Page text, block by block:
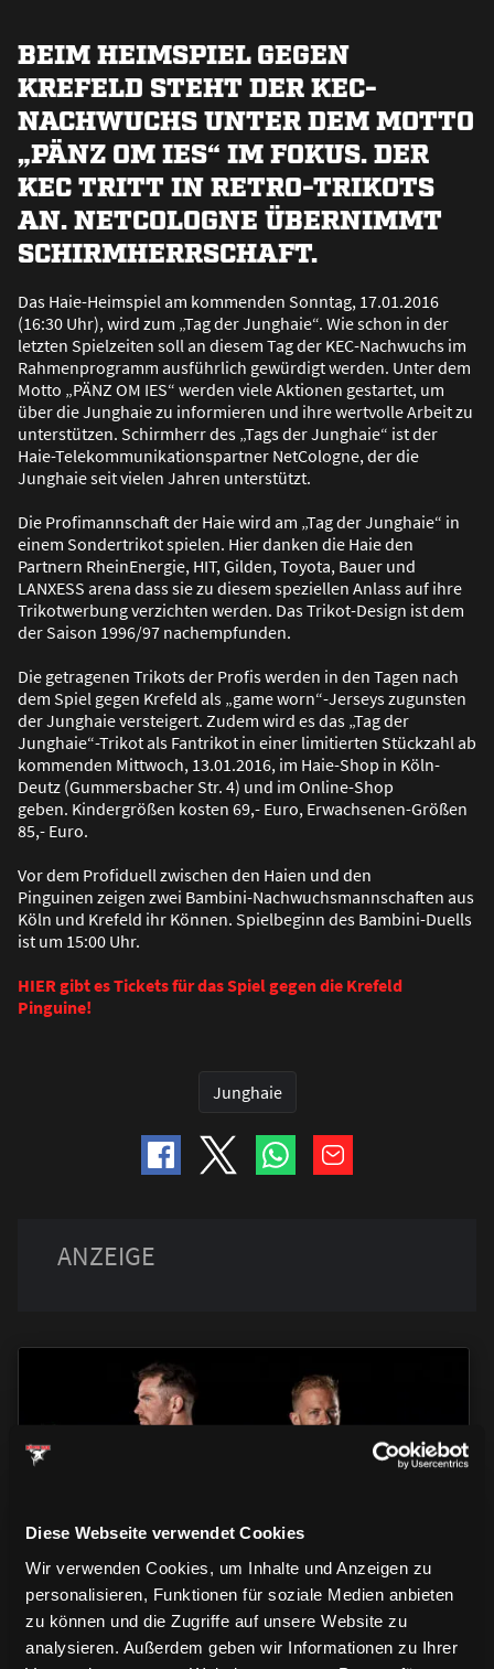
Diese Webseite verwendet Cookies
Wir verwenden Cookies, um Inhalte und Anzeigen zu
personalisieren, Funktionen für soziale Medien anbieten
zu können und die Zugriffe auf unsere Website zu
analysieren. Außerdem geben wir Informationen zu Ihrer
BEIM HEIMSPIEL GEGEN
KREFELD STEHT DER KEC-
NACHWUCHS UNTER DEM MOTTO
„PÄNZ OM IES“ IM FOKUS. DER
KEC TRITT IN RETRO-TRIKOTS
AN. NETCOLOGNE ÜBERNIMMT
SCHIRMHERRSCHAFT.
Das Haie-Heimspiel am kommenden Sonntag, 17.01.2016
(16:30 Uhr), wird zum „Tag der Junghaie“. Wie schon in der
letzten Spielzeiten soll an diesem Tag der KEC-Nachwuchs im
Rahmenprogramm ausführlich gewürdigt werden. Unter dem
Motto „PÄNZ OM IES“ werden viele Aktionen gestartet, um
über die Junghaie zu informieren und ihre wertvolle Arbeit zu
unterstützen. Schirmherr des „Tags der Junghaie“ ist der
Haie-Telekommunikationspartner NetCologne, der die
Junghaie seit vielen Jahren unterstützt.
Die Profimannschaft der Haie wird am „Tag der Junghaie“ in
einem Sondertrikot spielen. Hier danken die Haie den
Partnern RheinEnergie, HIT, Gilden, Toyota, Bauer und
LANXESS arena dass sie zu diesem speziellen Anlass auf ihre
Trikotwerbung verzichten werden. Das Trikot-Design ist dem
der Saison 1996/97 nachempfunden.
Die getragenen Trikots der Profis werden in den Tagen nach
dem Spiel gegen Krefeld als „game worn“-Jerseys zugunsten
der Junghaie versteigert. Zudem wird es das „Tag der
Junghaie“-Trikot als Fantrikot in einer limitierten Stückzahl ab
kommenden Mittwoch, 13.01.2016, im Haie-Shop in Köln-
Deutz (Gummersbacher Str. 4) und im Online-Shop
geben. Kindergrößen kosten 69,- Euro, Erwachsenen-Größen
85,- Euro.
Vor dem Profiduell zwischen den Haien und den
Pinguinen zeigen zwei Bambini-Nachwuchsmannschaften aus
Köln und Krefeld ihr Können. Spielbeginn des Bambini-Duells
ist um 15:00 Uhr.
HIER gibt es Tickets für das Spiel gegen die Krefeld
Pinguine!
Junghaie
TRIKOTS